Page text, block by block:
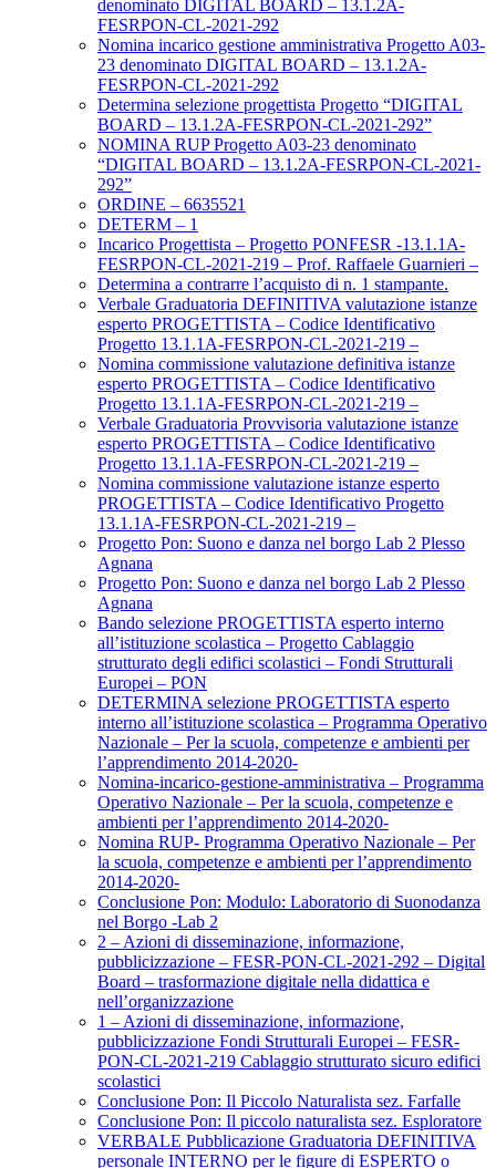
denominato DIGITAL BOARD – 13.1.2A-
FESRPON-CL-2021-292
Nomina incarico gestione amministrativa Progetto A03-
23 denominato DIGITAL BOARD – 13.1.2A-
FESRPON-CL-2021-292
Determina selezione progettista Progetto “DIGITAL
BOARD – 13.1.2A-FESRPON-CL-2021-292”
NOMINA RUP Progetto A03-23 denominato
“DIGITAL BOARD – 13.1.2A-FESRPON-CL-2021-
292”
ORDINE – 6635521
DETERM – 1
Incarico Progettista – Progetto PONFESR -13.1.1A-
FESRPON-CL-2021-219 – Prof. Raffaele Guarnieri –
Determina a contrarre l’acquisto di n. 1 stampante.
Verbale Graduatoria DEFINITIVA valutazione istanze
esperto PROGETTISTA – Codice Identificativo
Progetto 13.1.1A-FESRPON-CL-2021-219 –
Nomina commissione valutazione definitiva istanze
esperto PROGETTISTA – Codice Identificativo
Progetto 13.1.1A-FESRPON-CL-2021-219 –
Verbale Graduatoria Provvisoria valutazione istanze
esperto PROGETTISTA – Codice Identificativo
Progetto 13.1.1A-FESRPON-CL-2021-219 –
Nomina commissione valutazione istanze esperto
PROGETTISTA – Codice Identificativo Progetto
13.1.1A-FESRPON-CL-2021-219 –
Progetto Pon: Suono e danza nel borgo Lab 2 Plesso
Agnana
Progetto Pon: Suono e danza nel borgo Lab 2 Plesso
Agnana
Bando selezione PROGETTISTA esperto interno
all’istituzione scolastica – Progetto Cablaggio
strutturato degli edifici scolastici – Fondi Strutturali
Europei – PON
DETERMINA selezione PROGETTISTA esperto
interno all’istituzione scolastica – Programma Operativo
Nazionale – Per la scuola, competenze e ambienti per
l’apprendimento 2014-2020-
Nomina-incarico-gestione-amministrativa – Programma
Operativo Nazionale – Per la scuola, competenze e
ambienti per l’apprendimento 2014-2020-
Nomina RUP- Programma Operativo Nazionale – Per
la scuola, competenze e ambienti per l’apprendimento
2014-2020-
Conclusione Pon: Modulo: Laboratorio di Suonodanza
nel Borgo -Lab 2
2 – Azioni di disseminazione, informazione,
pubblicizzazione – FESR-PON-CL-2021-292 – Digital
Board – trasformazione digitale nella didattica e
nell’organizzazione
1 – Azioni di disseminazione, informazione,
pubblicizzazione Fondi Strutturali Europei – FESR-
PON-CL-2021-219 Cablaggio strutturato sicuro edifici
scolastici
Conclusione Pon: Il Piccolo Naturalista sez. Farfalle
Conclusione Pon: Il piccolo naturalista sez. Esploratore
VERBALE Pubblicazione Graduatoria DEFINITIVA
personale INTERNO per le figure di ESPERTO o